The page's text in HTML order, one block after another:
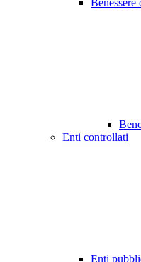
Enti controllati
Enti